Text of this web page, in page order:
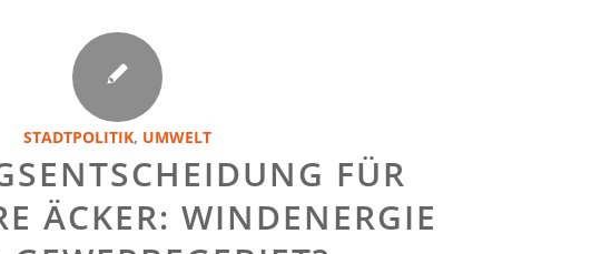
STADTPOLITIK, UMWELT
FÜR
ÄCKER: WINDENERGIE